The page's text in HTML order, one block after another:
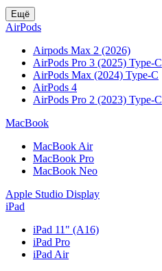
Ещё
AirPods
Airpods Max 2 (2026)
AirPods Pro 3 (2025) Type-C
AirPods Max (2024) Type-C
AirPods 4
AirPods Pro 2 (2023) Type-C
MacBook
MacBook Air
MacBook Pro
MacBook Neo
Apple Studio Display
iPad
iPad 11" (A16)
iPad Pro
iPad Air